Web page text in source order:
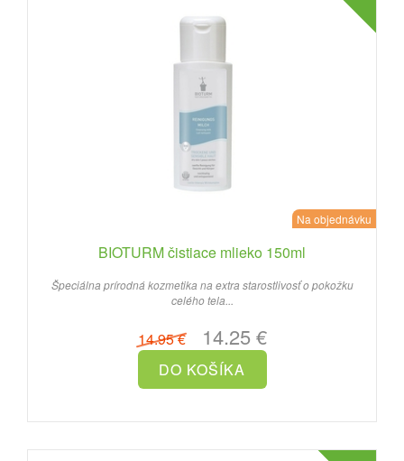
Na objednávku
BIOTURM čistiace mlieko 150ml
Špeciálna prírodná kozmetika na extra starostlivosť o pokožku
celého tela...
14.95 €14.25 €